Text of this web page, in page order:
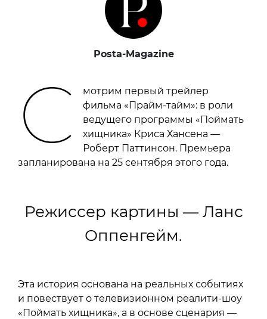
Posta-Magazine
С
мотрим первый трейлер
фильма «Прайм-тайм»: в роли
ведущего программы «Поймать
хищника» Криса Хансена —
Роберт Паттинсон. Премьера
запланирована на 25 сентября этого года.
Режиссер картины — Ланс
Оппенгейм.
Эта история основана на реальных событиях
и повествует о телевизионном реалити-шоу
«Поймать хищника», а в основе сценария —